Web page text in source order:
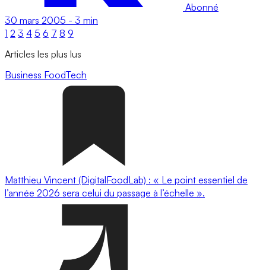
Abonné
30 mars 2005 - 3 min
1 2 3 4 5 6 7 8 9
Articles les plus lus
Business FoodTech
Matthieu Vincent (DigitalFoodLab) : « Le point essentiel de
l’année 2026 sera celui du passage à l’échelle ».